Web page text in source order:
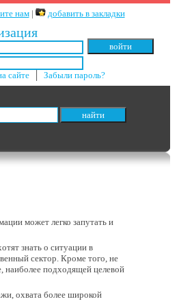
нам| добавить в закладки
сайте │Забыли пароль?
может легко запутать и
знать о ситуации в
сектор. Кроме того, не
наиболее подходящей целевой
охвата более широкой